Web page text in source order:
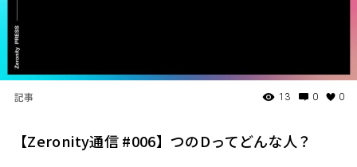
記事 13 0 0
【Zeronity通信 #006】つのDってどんな人？